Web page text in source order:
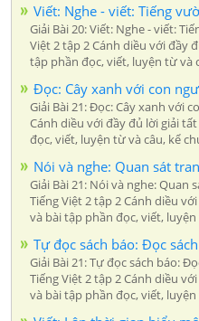
Viết: Nghe - viết: Tiếng
Giải Bài 20: Viết: Nghe - viết:
Việt 2 tập 2 Cánh diều với đầy
tập phần đọc, viết, luyện từ và
Đọc: Cây xanh với con
Giải Bài 21: Đọc: Cây xanh với
Cánh diều với đầy đủ lời giải
đọc, viết, luyện từ và câu, kể
Nói và nghe: Quan sát
Giải Bài 21: Nói và nghe: Quan
Tiếng Việt 2 tập 2 Cánh diều
và bài tập phần đọc, viết,
Tự đọc sách báo: Đọc
Giải Bài 21: Tự đọc sách báo:
Tiếng Việt 2 tập 2 Cánh diều
và bài tập phần đọc, viết,